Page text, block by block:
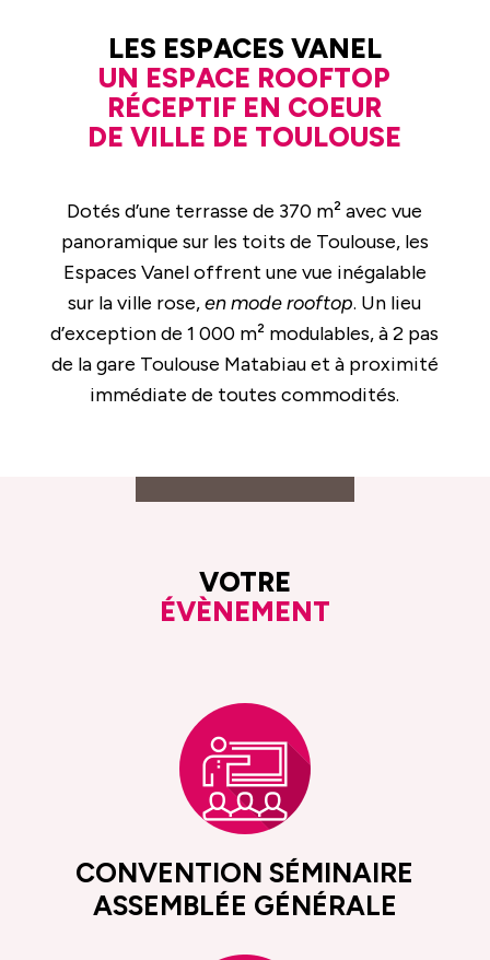
LES ESPACES VANEL
UN ESPACE ROOFTOP
RÉCEPTIF EN COEUR
DE VILLE DE TOULOUSE
Dotés d’une terrasse de 370 m² avec vue
panoramique sur les toits de Toulouse, les
Espaces Vanel offrent une vue inégalable
sur la ville rose,en mode rooftop. Un lieu
d’exception de 1 000 m² modulables, à 2 pas
de la gare Toulouse Matabiau et à proximité
immédiate de toutes commodités.
VOTRE
ÉVÈNEMENT
CONVENTION SÉMINAIRE
ASSEMBLÉE GÉNÉRALE